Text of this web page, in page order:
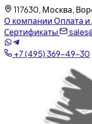
117630, Москва,
О компании Оплата и
Сертификаты
+7 (495) 369-49-30